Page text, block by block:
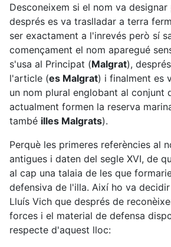
Desconeixem si el nom va
després es va traslladar a terra
ser exactament a l'inrevés però sí
començament el nom aparegué
s'usa al Principat (Malgrat),
l'article (es Malgrat) i finalment es
un nom plural englobant al conjunt
actualment formen la reserva
també illes Malgrats).
Perquè les primeres referències al
antigues i daten del segle XVI, de
al cap una talaia de les que
defensiva de l'illa. Així ho va
Lluís Vich que després de
forces i el material de defensa
respecte d'aquest lloc: